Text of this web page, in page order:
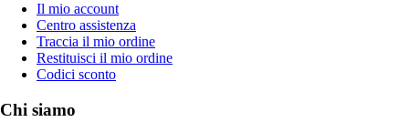
Il mio account
Centro assistenza
Traccia il mio ordine
Restituisci il mio ordine
Codici sconto
Chi siamo